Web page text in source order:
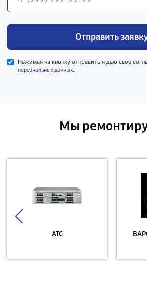
Отправить
Нажимая на кнопку отправить я даю свое
персональных данных.
Мы
АТС